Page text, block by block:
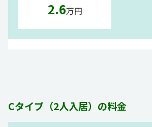
2.6万円
Cタイプ（2人入居）の料金